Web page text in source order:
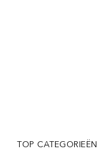
TOP CATEGORIEËN